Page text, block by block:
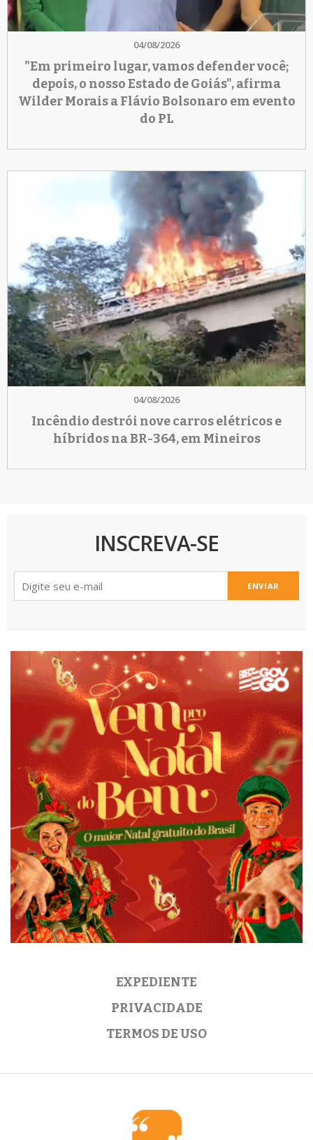
04/08/2026
"Em primeiro lugar, vamos defender você;
depois, o nosso Estado de Goiás", afirma
Wilder Morais a Flávio Bolsonaro em evento
do PL
04/08/2026
Incêndio destrói nove carros elétricos e
híbridos na BR-364, em Mineiros
INSCREVA-SE
ENVIAR
EXPEDIENTE
PRIVACIDADE
TERMOS DE USO